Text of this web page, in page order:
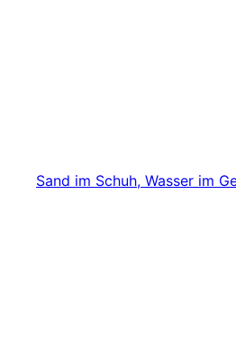
Sand im Schuh, Wasser im